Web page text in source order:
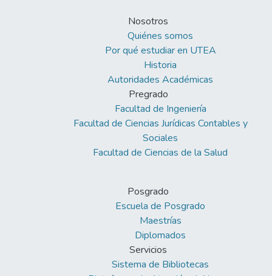
Nosotros
Quiénes somos
Por qué estudiar en UTEA
Historia
Autoridades Académicas
Pregrado
Facultad de Ingeniería
Facultad de Ciencias Jurídicas Contables y
Sociales
Facultad de Ciencias de la Salud
Posgrado
Escuela de Posgrado
Maestrías
Diplomados
Servicios
Sistema de Bibliotecas